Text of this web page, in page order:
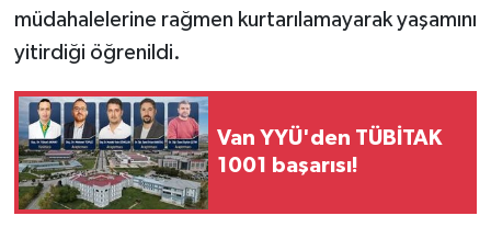
müdahalelerine rağmen kurtarılamayarak yaşamını
yitirdiği öğrenildi.
Van YYÜ'den TÜBİTAK
1001 başarısı!